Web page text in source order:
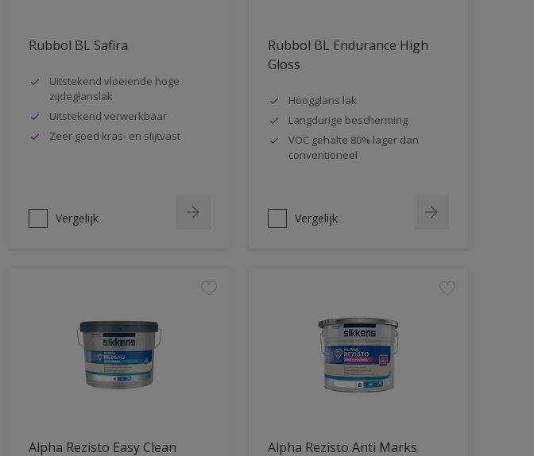
Rubbol BL Safira
Uitstekend vloeiende hoge
zijdeglanslak
Uitstekend verwerkbaar
Zeer goed kras- en slijtvast
Vergelijk
Rubbol BL Endurance High
Gloss
Hoogglans lak
Langdurige bescherming
VOC gehalte 80% lager dan
conventioneel
Vergelijk
Alpha Rezisto Easy Clean Alpha Rezisto Anti Marks